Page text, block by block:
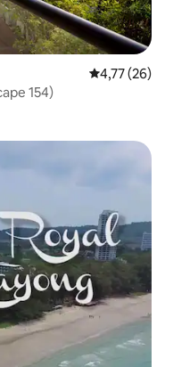
Xếp hạng
4,77 (26)
154)